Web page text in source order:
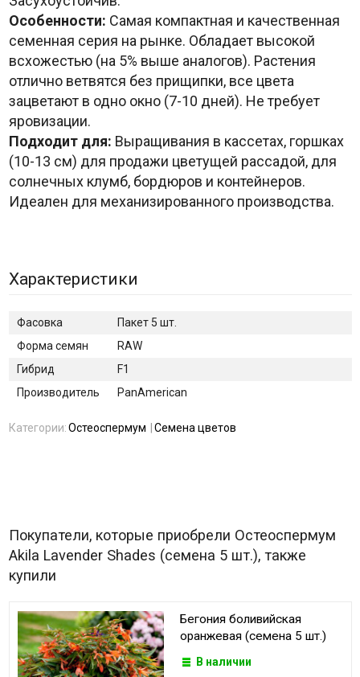
Особенности: Самая компактная и качественная
семенная серия на рынке. Обладает высокой
всхожестью (на 5% выше аналогов). Растения
отлично ветвятся без прищипки, все цвета
зацветают в одно окно (7-10 дней). Не требует
яровизации.
Подходит для: Выращивания в кассетах, горшках
(10-13 см) для продажи цветущей рассадой, для
солнечных клумб, бордюров и контейнеров.
Идеален для механизированного производства.
Характеристики
Фасовка
Пакет 5 шт.
Форма семян
RAW
Гибрид
F1
Производитель
PanAmerican
Категории:Остеоспермум Семена цветов
Покупатели, которые приобрели Остеоспермум
Akila Lavender Shades (семена 5 шт.), также
купили
Бегония боливийская
оранжевая (семена 5 шт.)
В наличии